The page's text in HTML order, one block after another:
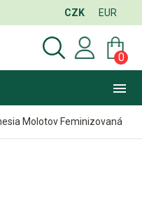
CZK EUR
0
Molotov Feminizovaná